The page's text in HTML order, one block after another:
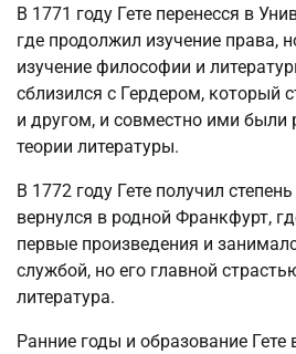
В 1771 году Гете перенесся в
где продолжил изучение права,
изучение философии и
сблизился с Гердером, который
и другом, и совместно ими были
теории литературы.
В 1772 году Гете получил
вернулся в родной Франкфурт,
первые произведения и
службой, но его главной
литература.
Ранние годы и образование Гете